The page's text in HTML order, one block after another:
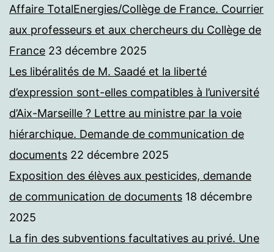
Affaire TotalEnergies/Collège de France. Courrier
aux professeurs et aux chercheurs du Collège de
France 23 décembre 2025
Les libéralités de M. Saadé et la liberté
d’expression sont-elles compatibles à l’université
d’Aix-Marseille ? Lettre au ministre par la voie
hiérarchique. Demande de communication de
documents 22 décembre 2025
Exposition des élèves aux pesticides, demande
de communication de documents 18 décembre
2025
La fin des subventions facultatives au privé. Une